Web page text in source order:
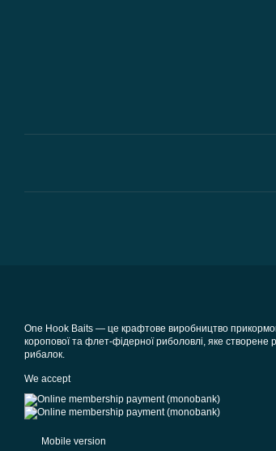
One Hook Baits — це крафтове виробництво
коропової та флет-фідерної риболовлі, яке створене
рибалок.
We accept
Mobile version